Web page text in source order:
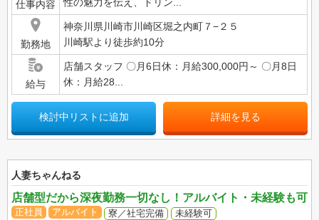
仕事内容 性の魅力を伝え、ドリン...
勤務地
神奈川県川崎市川崎区堀之内町７−２５
川崎駅より徒歩約10分
給与
店舗スタッフ 〇月6日休：月給300,000円～ 〇月8日
休：月給28...
検討中リストに追加 詳細を見る
人妻ちゃんねる
店舗型だから深夜勤務一切なし！アルバイト・未経験も可
正社員 アルバイト 寮／社宅完備
未経験可